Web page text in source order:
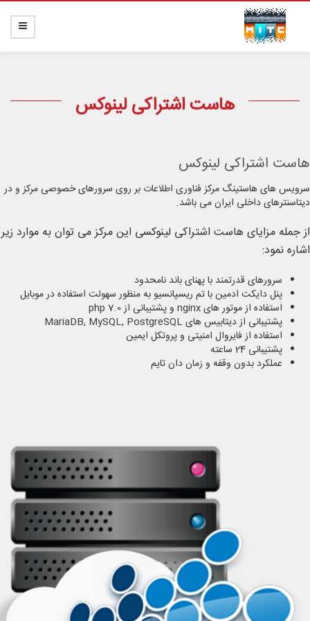
هاست اشتراکی لینوکس
هاست اشتراکی لینوکس
سرویس های هاستینگ مرکز فناوری اطلاعات بر روی سرورهای خصوصی مرکز و در
دیتاسنترهای داخلی ایران می باشد.
از جمله مزایای هاست اشتراکی لینوکسی این مرکز می توان به موارد زیر
اشاره نمود:
سرورهای قدرتمند با پهنای باند نامحدود
پنل دایکت ادمین با تم ریسپانسیو به منظور سهولت استفاده در موبایل
استفاده از موتور های nginx و پشتیبانی از php 7.0
پشتیبانی از دیتابیس های MariaDB, MySQL, PostgreSQL
استفاده از فایروال امنیتی و پروتکل ایمین
پشتیبانی 24 ساعته
عملکرد بدون وقفه و زمان دان تایم